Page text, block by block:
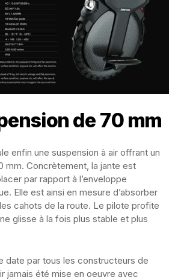
de 70 mm
enfin une suspension à air offrant un
mm. Concrètement, la jante est
par rapport à l’enveloppe
Elle est ainsi en mesure d’absorber
cahots de la route. Le pilote profite
glisse à la fois plus stable et plus
date par tous les constructeurs de
jamais été mise en oeuvre avec